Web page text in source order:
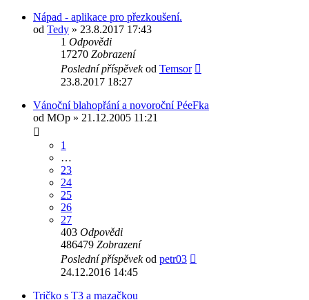
Nápad - aplikace pro přezkoušení.
od Tedy » 23.8.2017 17:43
1 Odpovědi
17270 Zobrazení
Poslední příspěvekod Temsor
23.8.2017 18:27
Vánoční blahopřání a novoroční PéeFka
od MOp » 21.12.2005 11:21
1
…
23
24
25
26
27
403 Odpovědi
486479 Zobrazení
Poslední příspěvekod petr03
24.12.2016 14:45
Tričko s T3 a mazačkou